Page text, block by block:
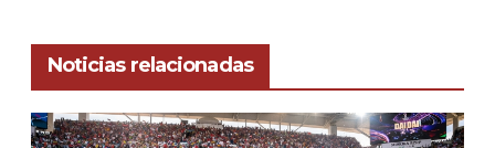
Noticias relacionadas